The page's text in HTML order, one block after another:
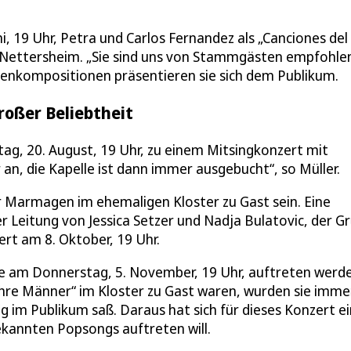
Uhr, Petra und Carlos Fernandez als „Canciones del
„Sie sind uns von Stammgästen
präsentieren sie sich dem Publikum.
Beliebtheit
20. August, 19 Uhr, zu einem Mitsingkonzert mit
die Kapelle ist dann immer ausgebucht“, so Müller.
im ehemaligen Kloster zu Gast sein. Eine
Leitung von Jessica Setzer und Nadja Bulatovic, der
am 8. Oktober, 19 Uhr.
am Donnerstag, 5. November, 19 Uhr, auftreten
Männer“ im Kloster zu Gast waren, wurden sie
Publikum saß. Daraus hat sich für dieses Konzert
Popsongs auftreten will.